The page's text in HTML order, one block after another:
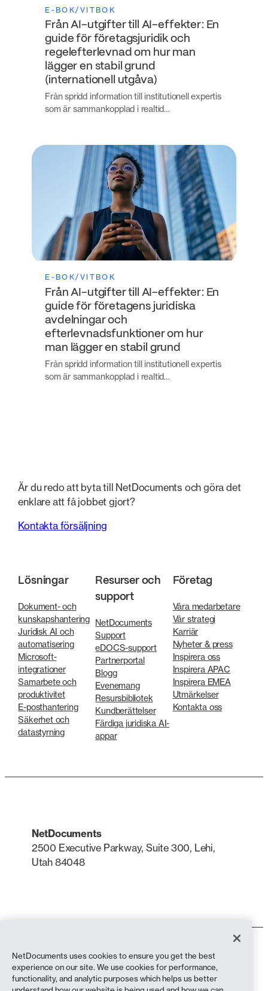
E-BOK/VITBOK
Från AI-utgifter till AI-effekter: En
guide för företagsjuridik och
regelefterlevnad om hur man
lägger en stabil grund
(internationell utgåva)
Från spridd information till institutionell expertis
som är sammankopplad i realtid…
E-BOK/VITBOK
Från AI-utgifter till AI-effekter: En
guide för företagens juridiska
avdelningar och
efterlevnadsfunktioner om hur
man lägger en stabil grund
Från spridd information till institutionell expertis
som är sammankopplad i realtid…
Är du redo att byta till NetDocuments och göra det
enklare att få jobbet gjort?
Kontakta försäljning
Lösningar
Dokument- och
kunskapshantering
Juridisk AI och
automatisering
Microsoft-
integrationer
Samarbete och
produktivitet
E-posthantering
Säkerhet och
datastyrning
Resurser och
support
NetDocuments
Support
eDOCS-support
Partnerportal
Blogg
Evenemang
Resursbibliotek
Kundberättelser
Färdiga juridiska AI-
appar
Företag
Våra medarbetare
Vår strategi
Karriär
Nyheter & press
Inspirera oss
Inspirera APAC
Inspirera EMEA
Utmärkelser
Kontakta oss
NetDocuments
2500 Executive Parkway, Suite 300, Lehi,
Utah 84048
Integritetspolicy
Sekretesspolicy (bosatta i Kalifornien)
Uttalande mot slaveri
NetDocuments uses cookies to ensure you get the best
experience on our site. We use cookies for performance,
functionality, and analytic purposes which helps us better